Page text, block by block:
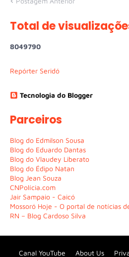
Total de
8049790
Repórter Seridó
Tecnologia do Blogger
Parceiros
Blog do Edmilson Sousa
Blog do Eduardo Dantas
Blog do Vlaudey Liberato
Blog do Édipo Natan
Blog Jean Souza
CNPolícia.com
Jair Sampaio - Caicó
Mossoró Hoje - O portal de notícias
RN – Blog Cardoso Silva
Canal YouTube About Us